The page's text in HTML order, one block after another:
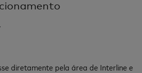
diretamente pela área de Interline e